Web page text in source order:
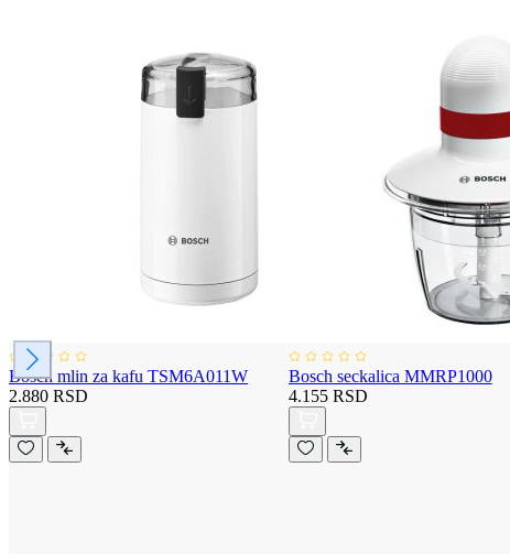
Bosch mlin za kafu TSM6A011W
2.880 RSD
Bosch seckalica MMRP1000
4.155 RSD